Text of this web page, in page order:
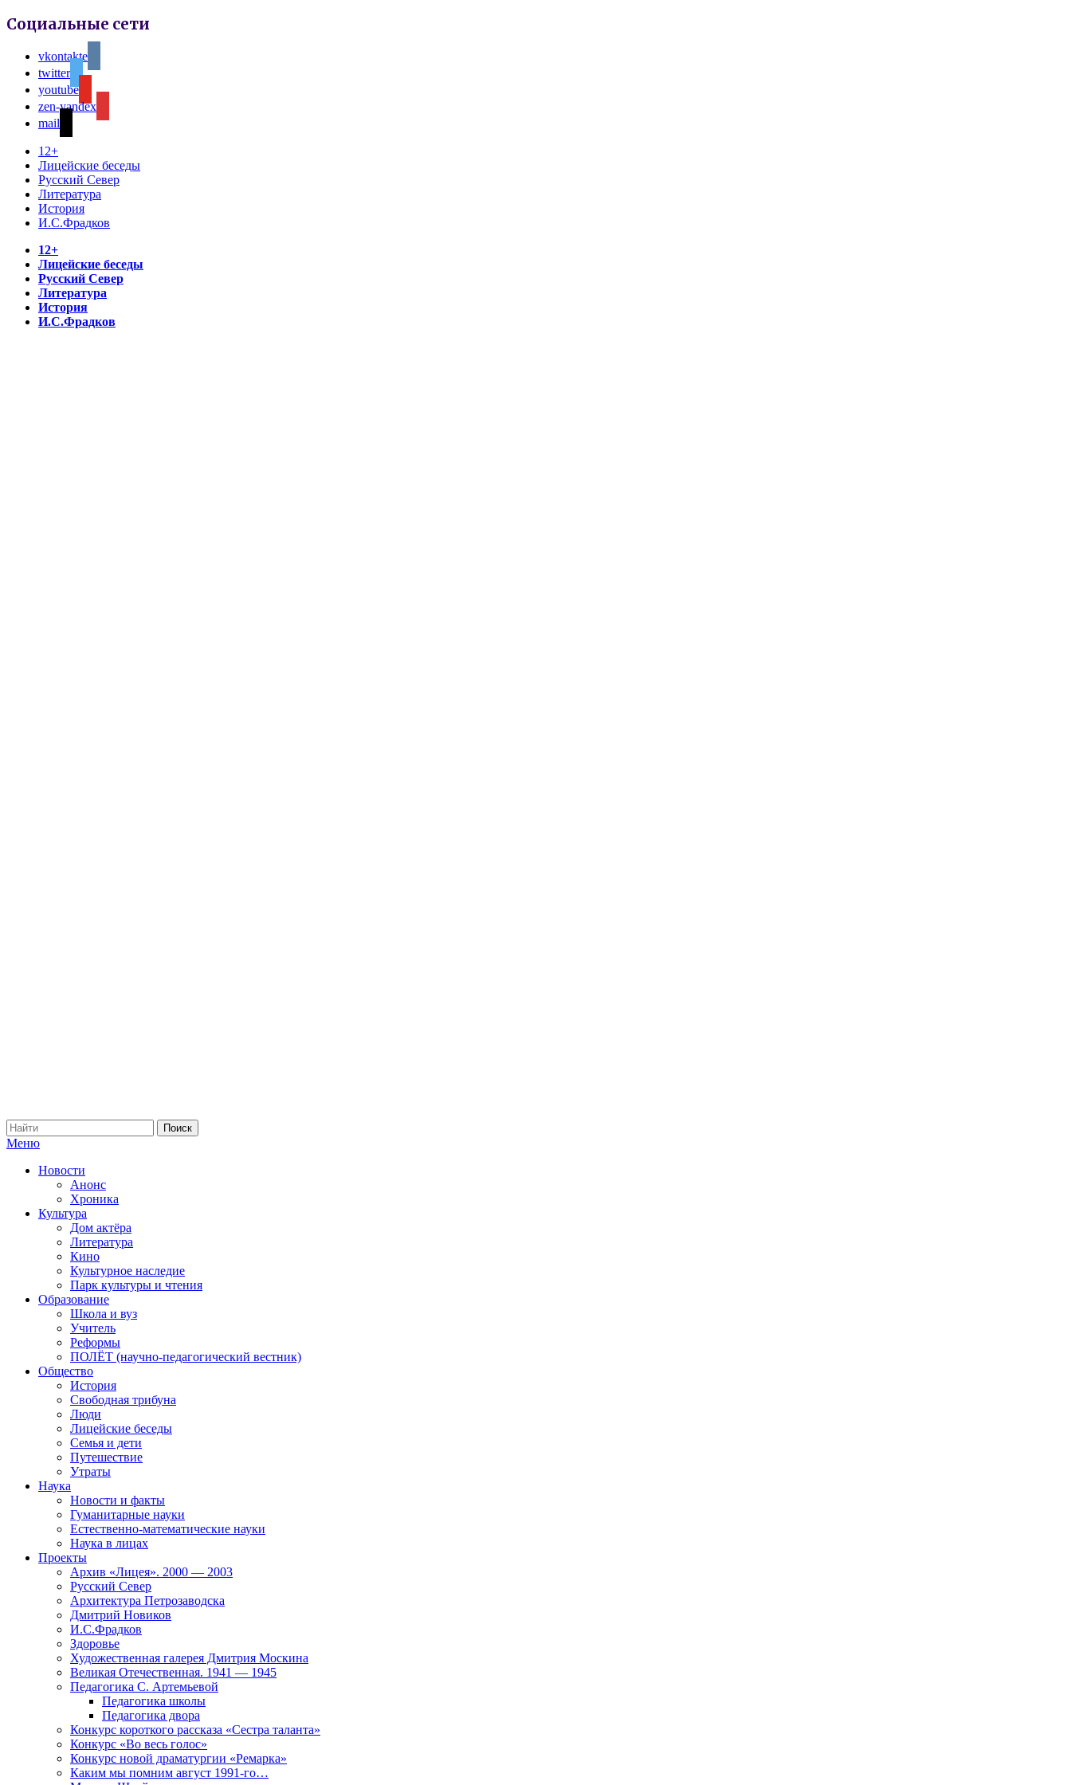
Социальные сети
vkontakte
twitter
youtube
zen-yandex
mail
12+
Лицейские беседы
Русский Север
Литература
История
И.С.Фрадков
12+
Лицейские беседы
Русский Север
Литература
История
И.С.Фрадков
Меню
Новости
Анонс
Хроника
Культура
Дом актёра
Литература
Кино
Культурное наследие
Парк культуры и чтения
Образование
Школа и вуз
Учитель
Реформы
ПОЛЁТ (научно-педагогический вестник)
Общество
История
Свободная трибуна
Люди
Лицейские беседы
Семья и дети
Путешествие
Утраты
Наука
Новости и факты
Гуманитарные науки
Естественно-математические науки
Наука в лицах
Проекты
Архив «Лицея». 2000 — 2003
Русский Север
Архитектура Петрозаводска
Дмитрий Новиков
И.С.Фрадков
Здоровье
Художественная галерея Дмитрия Москина
Великая Отечественная. 1941 — 1945
Педагогика С. Артемьевой
Педагогика школы
Педагогика двора
Конкурс короткого рассказа «Сестра таланта»
Конкурс «Во весь голос»
Конкурс новой драматургии «Ремарка»
Каким мы помним август 1991-го…